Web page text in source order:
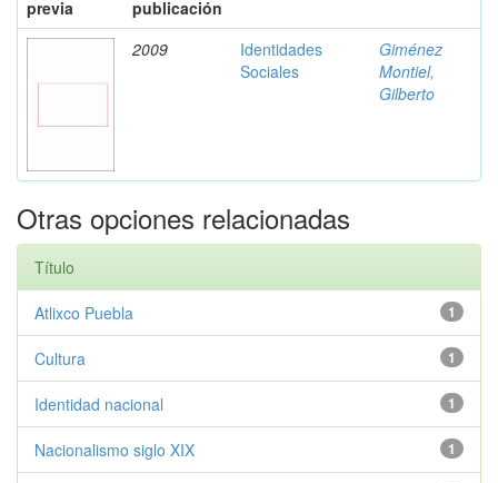
previa
publicación
2009
Identidades
Sociales
Giménez
Montiel,
Gilberto
Otras opciones relacionadas
Título
1
Atlixco Puebla
1
Cultura
1
Identidad nacional
1
Nacionalismo siglo XIX